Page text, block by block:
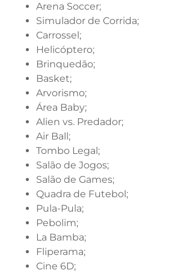
Arena Soccer;
Simulador de Corrida;
Carrossel;
Helicóptero;
Brinquedão;
Basket;
Arvorismo;
Área Baby;
Alien vs. Predador;
Air Ball;
Tombo Legal;
Salão de Jogos;
Salão de Games;
Quadra de Futebol;
Pula-Pula;
Pebolim;
La Bamba;
Fliperama;
Cine 6D;